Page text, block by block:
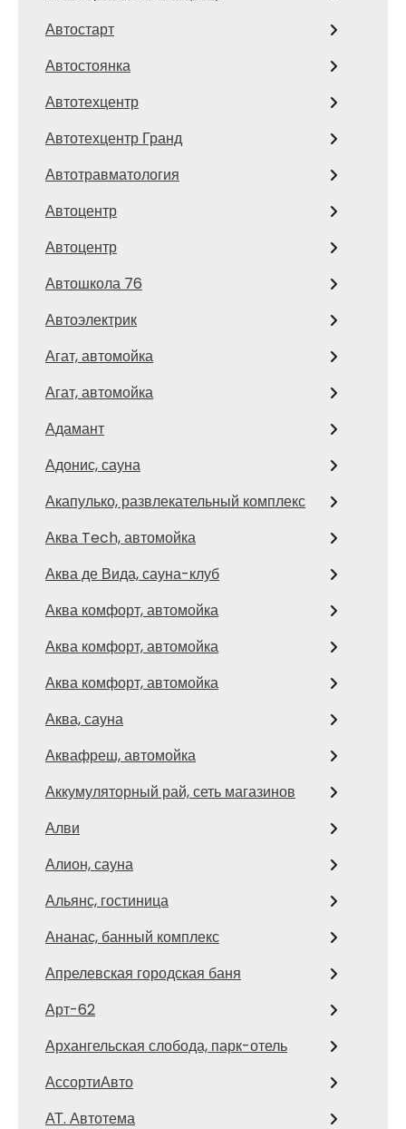
Автостарт
Автостоянка
Автотехцентр
Автотехцентр Гранд
Автотравматология
Автоцентр
Автоцентр
Автошкола 76
Автоэлектрик
Агат, автомойка
Агат, автомойка
Адамант
Адонис, сауна
Акапулько, развлекательный комплекс
Аква Tech, автомойка
Аква де Вида, сауна-клуб
Аква комфорт, автомойка
Аква комфорт, автомойка
Аква комфорт, автомойка
Аква, сауна
Аквафреш, автомойка
Аккумуляторный рай, сеть магазинов
Алви
Алион, сауна
Альянс, гостиница
Ананас, банный комплекс
Апрелевская городская баня
Арт-62
Архангельская слобода, парк-отель
АссортиАвто
АТ. Автотема